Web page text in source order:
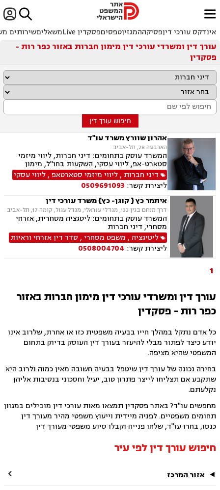

ﱐ
אינדקס עורכי דיןפסיקההמגזיןטפסיםפסקדין Live משאליםשירותים
עורך דין ומשרדי עורכי דין מימון חברות באזור כפר רות -
פסקדין
חיפוש עורך דין
אהרון שוורץ משרד עו"ד
הארבעה 28, תל-אביב
המשרד עוסק בתחומים: דיני חברות, ליווי מיזמי
סטארט-אפ, ליווי עסקי, השקעות בחו"ל, מימון
חברות, מיזוגים ורכישות, מסחר בינלאומי, גישור
עסקי, דיני הייטק
דיני חברות ,ליווי מיזמי סטארטאפ ,ליווי עסקי
ליצירת קשר: 0509691093
איתמר כץ { קוגן- כץ} משרד עורכי דין
דרך מנחם בגין 132, מגדלי עזראלי, מגדל עגול, קומה 17, תל-אביב
המשרד עוסק בתחומים: ליטגציה מסחרית, אזרחי
מסחרי, דיני חברות
ליטיגציה , משפט מסחרי, סדר דין אזרחי וראיות
ליצירת קשר: 0508004704
1
עורך דין ומשרדי עורכי דין מימון חברות באזור
כפר רות - פסקדין
כל אדם נתקל במהלך חייו בבעיה משפטית כזו או אחרת, שלרוב אינו
יודע כיצד לפתור מבלי להיעזר בעורך דין העוסק בדיוק בתחום
המשפטי שהיא מציפה.
בחירה נכונה של עורך דין שיטפל בבעיה חשובה מאין כמוה ולרוב היא
שתקבע אם תצליחו לייצר פתרון טוב, יעיל וחסכוני בנסיבות אליהן
נקלעתם.
מחפשים עו"ד? באתר פסקדין תמצאו מאות עורכי דין מובילים במגוון
תחומים משפטיים. לפניה מיידית וייעוץ משפטי מהיר מעורך דין
כנסו, בחרו עו"ד, שלחו פנייה וקבלו סיוע משפטי מעורך דין
חיפוש עורך דין לפי עיר
אזור המרכז 